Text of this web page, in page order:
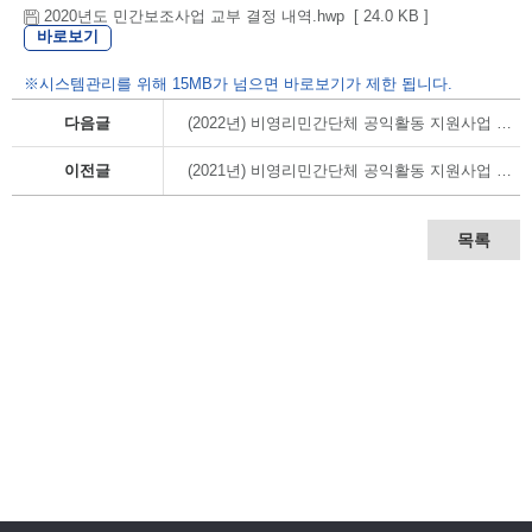
2020년도 민간보조사업 교부 결정 내역.hwp [ 24.0 KB ]
바로보기
※시스템관리를 위해 15MB가 넘으면 바로보기가 제한 됩니다.
다음글 (2022년) 비영리민간단체 공익활동 지원사업 교부결정 내역
이전글 (2021년) 비영리민간단체 공익활동 지원사업 교부결정 내역
목록